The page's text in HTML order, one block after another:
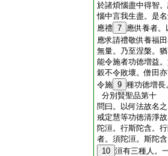
於諸煩惱盡中得智
惱中言我生盡。是
應禮 7 應供養者
應求請禮敬供養福
無量。乃至涅槃。
能令施者功徳増益
穀不令敗壞。僧田
令施 9 種功徳増長
分別賢聖品第十
問曰。以何法故名
戒定慧等功徳清淨
陀洹。行斯陀含。
者。須陀洹。斯陀
10 洹有三種人。